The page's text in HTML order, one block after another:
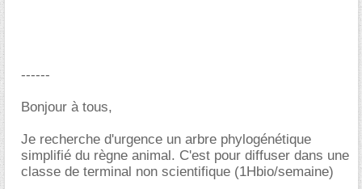
------
Bonjour à tous,
Je recherche d'urgence un arbre phylogénétique
simplifié du règne animal. C'est pour diffuser dans une
classe de terminal non scientifique (1Hbio/semaine)